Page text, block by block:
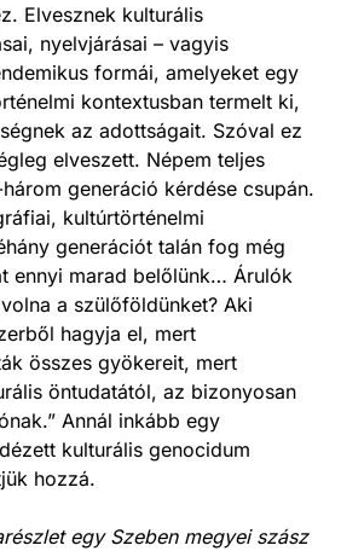
Elvesznek kulturális
nyelvjárásai – vagyis
formái, amelyeket egy
kontextusban termelt ki,
az adottságait. Szóval ez
elveszett. Népem teljes
generáció kérdése csupán.
kultúrtörténelmi
generációt talán fog még
ennyi marad belőlünk… Árulók
a szülőföldünket? Aki
hagyja el, mert
összes gyökereit, mert
öntudatától, az bizonyosan
Annál inkább egy
kulturális genocidum
hozzá.
egy Szeben megyei szász